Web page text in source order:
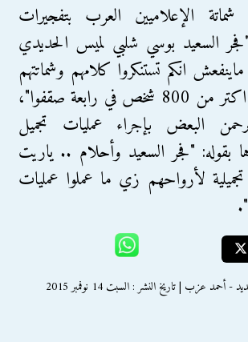
شماتة الإعلاميين العرب بتفجيرات
السعيد بوسي شلبي لميس الحديدي
انكم تستنكروا كلامهم وشماتتهم
الحقيقة! لما مات اكتر من 800 شخص في رابعة صقفوا"،
البعض بإجراء عمليات تجميل
بقوله: "فجر السعيد وأحلام .. ياريت
لأرواحهم زي ما عملوا عمليات
عزب | تاريخ النشر : السبت 14 نوفمبر 2015